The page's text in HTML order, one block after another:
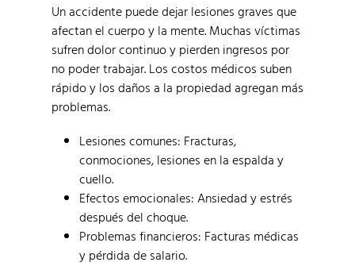
Un accidente puede dejar lesiones graves que
afectan el cuerpo y la mente. Muchas víctimas
sufren dolor continuo y pierden ingresos por
no poder trabajar. Los costos médicos suben
rápido y los daños a la propiedad agregan más
problemas.
Lesiones comunes: Fracturas,
conmociones, lesiones en la espalda y
cuello.
Efectos emocionales: Ansiedad y estrés
después del choque.
Problemas financieros: Facturas médicas
y pérdida de salario.